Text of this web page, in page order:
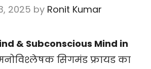
2025 by Ronit Kumar
& Subconscious Mind in
मनोविश्लेषक सिगमंड फ्रायड का